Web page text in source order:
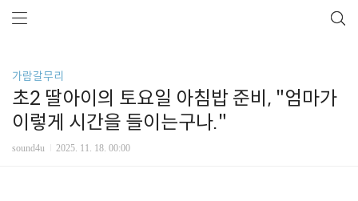
가람갈무리
초2 딸아이의 토요일 아침밥 준비, "엄마가
이렇게 시간을 들이는구나."
sound4u 2025. 11. 18. 00:00